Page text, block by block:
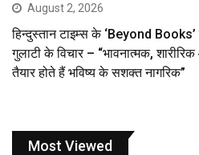
August 2, 2026
हिन्दुस्तान टाइम्स के ‘Beyond Books’
गुलाटी के विचार – “भावनात्मक,
तैयार होते हैं भविष्य के सशक्त नागरिक”
Most Viewed